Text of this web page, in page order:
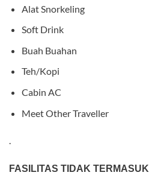
Alat Snorkeling
Soft Drink
Buah Buahan
Teh/Kopi
Cabin AC
Meet Other Traveller
.
FASILITAS TIDAK TERMASUK